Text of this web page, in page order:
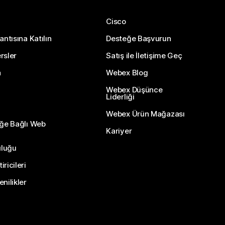
Katılın
Bağlı Web
Cisco
Desteğe Başvurun
Satış ile İletişime Geç
Webex Blog
Webex Düşünce
Liderliği
Webex Ürün Mağazası
Kariyer